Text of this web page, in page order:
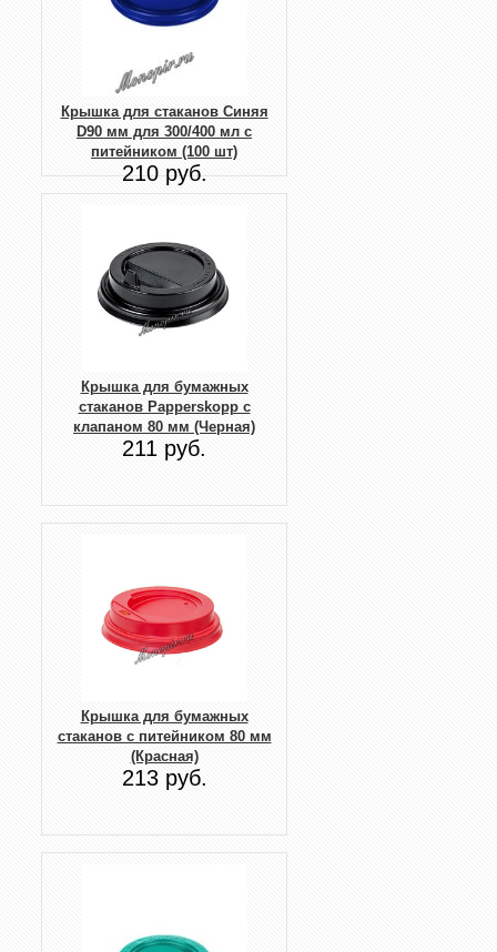
Крышка для стаканов Синяя
D90 мм для 300/400 мл с
питейником (100 шт)
210 руб.
Крышка для бумажных
стаканов Papperskopp с
клапаном 80 мм (Черная)
211 руб.
Крышка для бумажных
стаканов с питейником 80 мм
(Красная)
213 руб.